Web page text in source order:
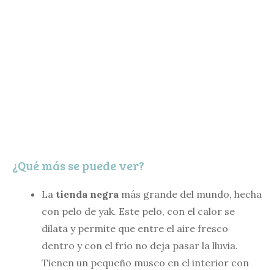
¿Qué más se puede ver?
La tienda negra más grande del mundo, hecha
con pelo de yak. Este pelo, con el calor se
dilata y permite que entre el aire fresco
dentro y con el frío no deja pasar la lluvia.
Tienen un pequeño museo en el interior con